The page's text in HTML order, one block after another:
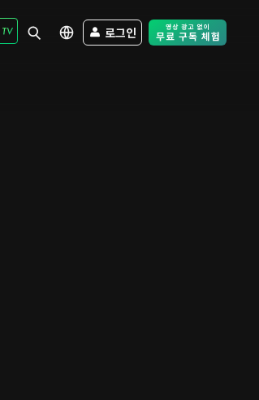
로그인 Free Trial -